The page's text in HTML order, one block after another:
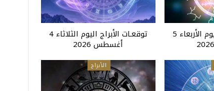
توقعـات الأبراج اليوم الأربعاء 5 توقعـات الأبراج اليوم الثلاثاء 4
أغسطس 2026
الأبراج